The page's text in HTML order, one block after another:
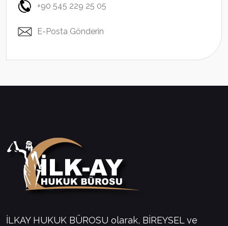
+90 545 229 25 05
E-Posta Gönderin
İLKAY HUKUK BÜROSU olarak, BİREYSEL ve